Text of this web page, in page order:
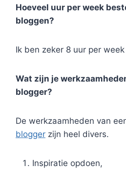
Hoeveel uur per week
bloggen?
Ik ben zeker 8 uur per
Wat zijn je
blogger?
De werkzaamheden van
blogger zijn heel divers.
Inspiratie opdoen,